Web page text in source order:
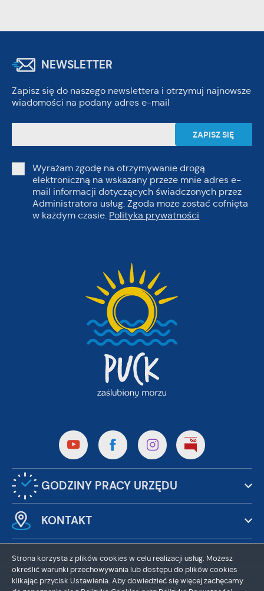
NEWSLETTER
Zapisz się do naszego newslettera i otrzymuj najnowsze
wiadomości na podany adres e-mail
Wyrażam zgodę na otrzymywanie drogą
elektroniczną na wskazany przeze mnie adres e-
mail informacji dotyczących świadczonych przez
Administratora usług. Zgoda może zostać cofnięta
w każdym czasie. Polityka prywatności
GODZINY PRACY URZĘDU
KONTAKT
Strona korzysta z plików cookies w celu realizacji usług. Możesz
określić warunki przechowywania lub dostępu do plików cookies
klikając przycisk Ustawienia. Aby dowiedzieć się więcej zachęcamy